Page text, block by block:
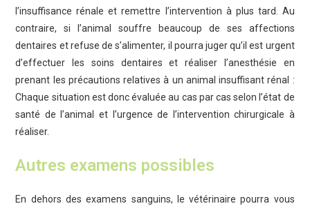
l’insuffisance rénale et remettre l’intervention à plus tard. Au
contraire, si l’animal souffre beaucoup de ses affections
dentaires et refuse de s’alimenter, il pourra juger qu’il est urgent
d’effectuer les soins dentaires et réaliser l’anesthésie en
prenant les précautions relatives à un animal insuffisant rénal :
Chaque situation est donc évaluée au cas par cas selon l’état de
santé de l’animal et l’urgence de l’intervention chirurgicale à
réaliser.
Autres examens possibles
En dehors des examens sanguins, le vétérinaire pourra vous